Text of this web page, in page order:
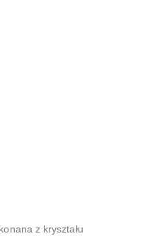
z kryształu